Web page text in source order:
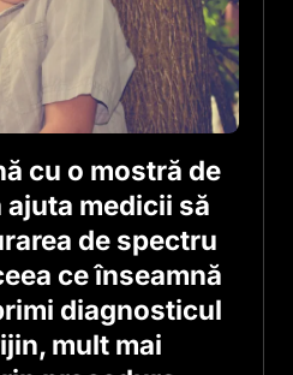
cu o mostră de
medicii să
de spectru
ce înseamnă
diagnosticul
mult mai